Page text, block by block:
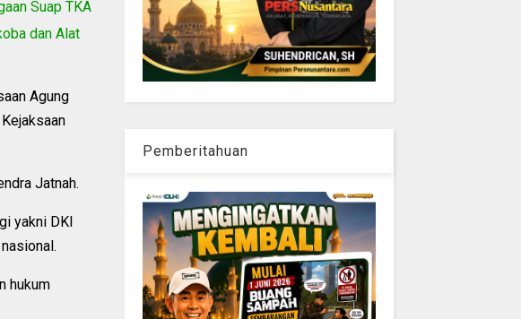
Suap TKA
dan Alat
Agung
Jatnah.
yakni DKI
hukum
Pemberitahuan